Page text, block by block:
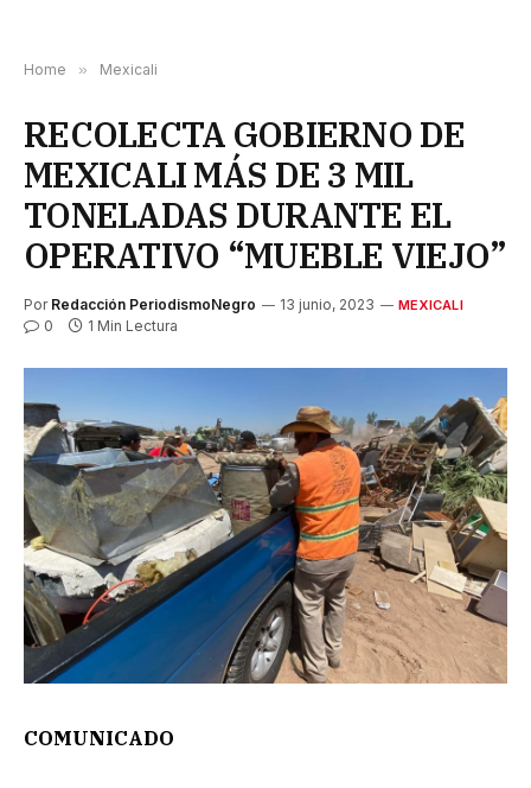
Home » Mexicali
RECOLECTA GOBIERNO DE
MEXICALI MÁS DE 3 MIL
TONELADAS DURANTE EL
OPERATIVO “MUEBLE VIEJO”
Por Redacción PeriodismoNegro 13 junio, 2023 MEXICALI
0 1 Min Lectura
COMUNICADO